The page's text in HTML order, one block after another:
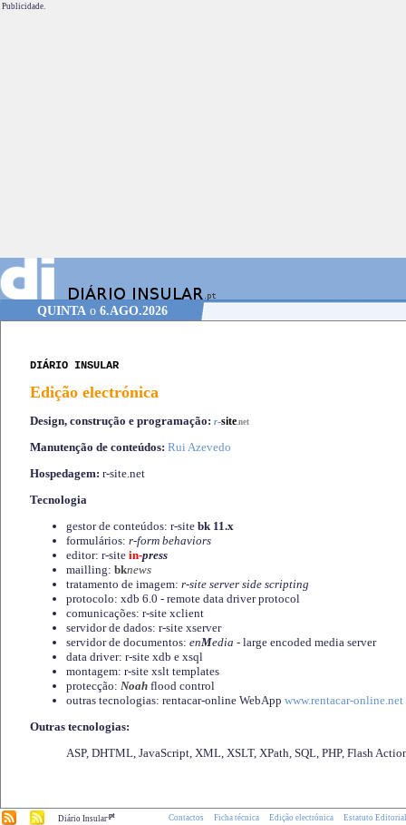
Publicidade.
QUINTAo 6.AGO.2026
DIÁRIO INSULAR
Edição electrónica
Design, construção e programação: r-site.net
Manutenção de conteúdos: Rui Azevedo
Hospedagem: r-site.net
Tecnologia
gestor de conteúdos: r-site bk 11.x
formulários: r-form behaviors
editor: r-site in-press
mailling: bknews
tratamento de imagem: r-site server side scripting
protocolo: xdb 6.0 - remote data driver protocol
comunicações: r-site xclient
servidor de dados: r-site xserver
servidor de documentos: enMedia - large encoded media server
data driver: r-site xdb e xsql
montagem: r-site xslt templates
protecção: Noah flood control
outras tecnologias: rentacar-online WebApp www.rentacar-online.net
Outras tecnologias:
ASP, DHTML, JavaScript, XML, XSLT, XPath, SQL, PHP, Flash
Diário Insular.pt Contactos Ficha técnica Edição electrónica Estatuto Editorial